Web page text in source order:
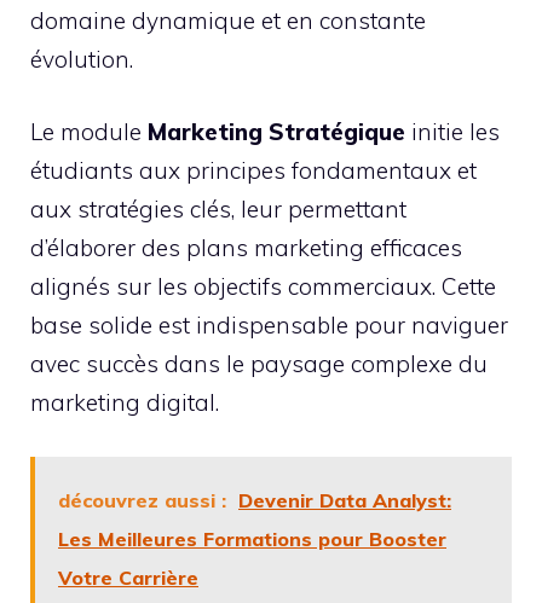
domaine dynamique et en constante
évolution.
Le module Marketing Stratégique initie les
étudiants aux principes fondamentaux et
aux stratégies clés, leur permettant
d’élaborer des plans marketing efficaces
alignés sur les objectifs commerciaux. Cette
base solide est indispensable pour naviguer
avec succès dans le paysage complexe du
marketing digital.
découvrez aussi : Devenir Data Analyst:
Les Meilleures Formations pour Booster
Votre Carrière